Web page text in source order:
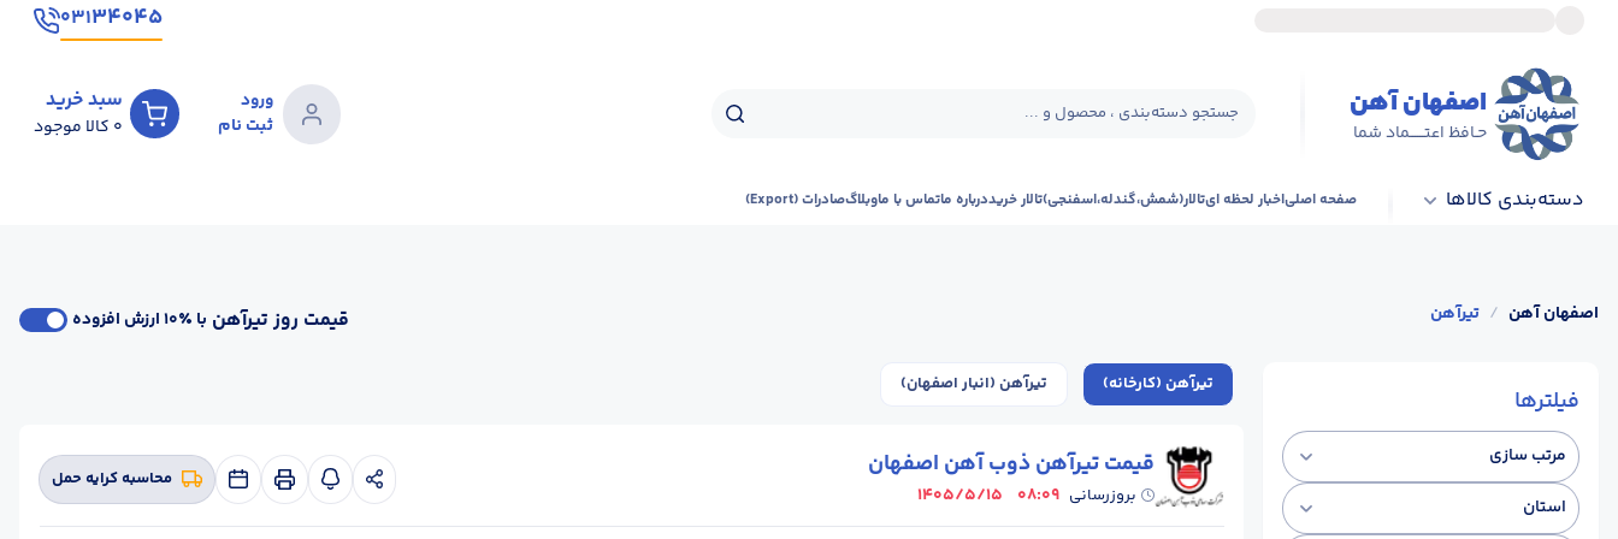
۳۴۰۴۵۰۳۱
اصفهان آهن
حـافظ اعتــــــماد شما
جستجو دسته‌بندی ، محصول و ...
ورود
ثبت نام
سبد خرید
0 کالا موجود
دسته‌بندی کالاها صفحه اصلیاخبار لحظه ایتالار(شمش،گندله،اسفنجی)تالار خریددرباره ماتماس با ماوبلاگصادرات (Export)
اصفهان آهن / تیرآهن قیمت روز تیرآهن با ٪۱۰ ارزش افزوده
فیلترها
مرتب سازی
استان
تیرآهن (کارخانه) تیرآهن (انبار اصفهان)
قیمت تیرآهن ذوب آهن اصفهان
بروزرسانی 08:09
1405/5/15
محاسبه کرایه حمل